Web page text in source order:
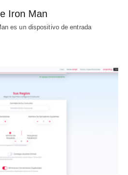
Iron Man
es un dispositivo de entrada